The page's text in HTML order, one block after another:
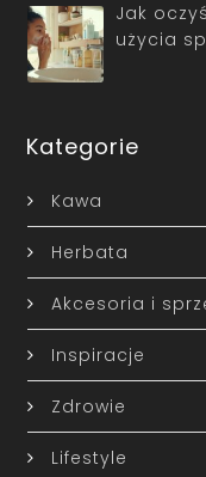
Jak
użycia
Kategorie
Kawa
Herbata
Akcesoria i
Inspiracje
Zdrowie
Lifestyle